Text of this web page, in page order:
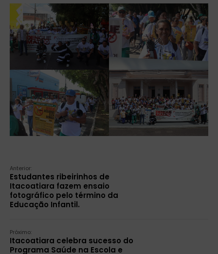
Anterior:
Estudantes ribeirinhos de
Itacoatiara fazem ensaio
fotográfico pelo término da
Educação Infantil.
Próximo:
Itacoatiara celebra sucesso do
Programa Saúde na Escola e